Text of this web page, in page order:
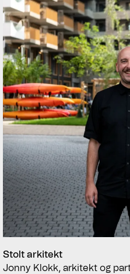
Stolt arkitekt
Jonny Klokk, arkitekt og